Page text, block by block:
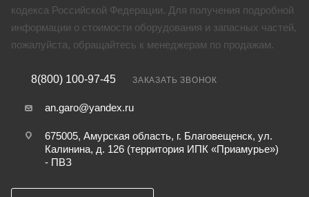
кодекса Российской Федерации. Для получения подробной
информации о стоимости оборудования и запасных частей,
пожалуйста, обращайтесь к менеджерам по продажам.
8(800) 100-97-45 ЗАКАЗАТЬ ЗВОНОК
an.garo@yandex.ru
675005, Амурская область, г. Благовещенск, ул.
Калинина, д. 126 (территория ИПК «Приамурье»)
- ПВЗ